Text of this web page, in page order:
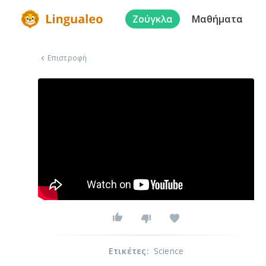
Ζούγκλα Μαθήματα
Επιστροφή
Ετικέτες: Science